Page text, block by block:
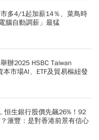
多4/1起加薪14％、菜鳥時
腦自動調薪」最猛
辦2025 HSBC Taiwan
市場AI、ETF及貿易樞紐發
恒生銀行股價先飆26%！92
滙豐：是對香港前景有信心